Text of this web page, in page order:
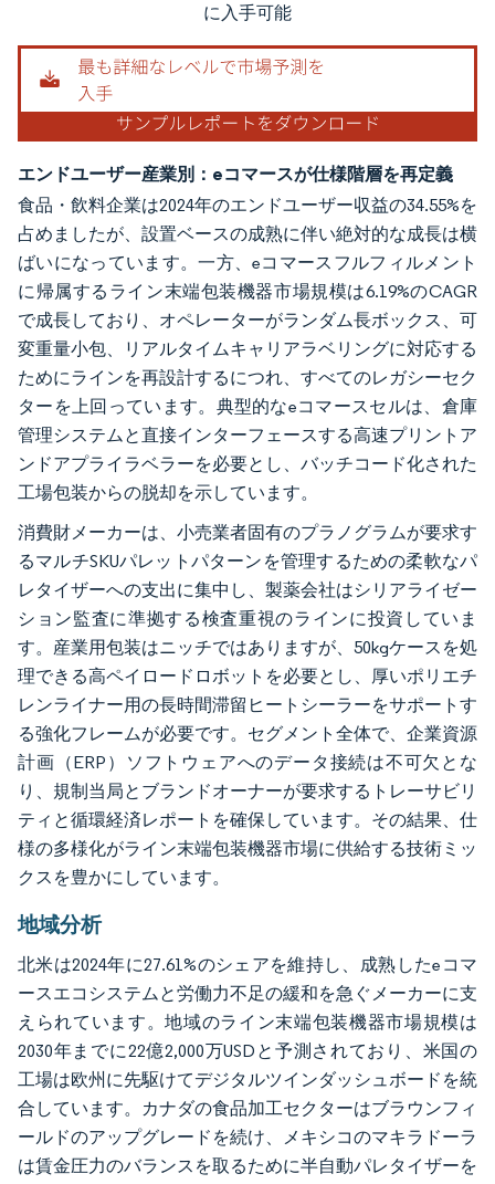
に入手可能
エンドユーザー産業別：eコマースが仕様階層を再定義
食品・飲料企業は2024年のエンドユーザー収益の34.55%を
占めましたが、設置ベースの成熟に伴い絶対的な成長は横
ばいになっています。一方、eコマースフルフィルメント
に帰属するライン末端包装機器市場規模は6.19%のCAGR
で成長しており、オペレーターがランダム長ボックス、可
変重量小包、リアルタイムキャリアラベリングに対応する
ためにラインを再設計するにつれ、すべてのレガシーセク
ターを上回っています。典型的なeコマースセルは、倉庫
管理システムと直接インターフェースする高速プリントア
ンドアプライラベラーを必要とし、バッチコード化された
工場包装からの脱却を示しています。
消費財メーカーは、小売業者固有のプラノグラムが要求す
るマルチSKUパレットパターンを管理するための柔軟なパ
レタイザーへの支出に集中し、製薬会社はシリアライゼー
ション監査に準拠する検査重視のラインに投資していま
す。産業用包装はニッチではありますが、50kgケースを処
理できる高ペイロードロボットを必要とし、厚いポリエチ
レンライナー用の長時間滞留ヒートシーラーをサポートす
る強化フレームが必要です。セグメント全体で、企業資源
計画（ERP）ソフトウェアへのデータ接続は不可欠とな
り、規制当局とブランドオーナーが要求するトレーサビリ
ティと循環経済レポートを確保しています。その結果、仕
様の多様化がライン末端包装機器市場に供給する技術ミッ
クスを豊かにしています。
地域分析
北米は2024年に27.61%のシェアを維持し、成熟したeコマ
ースエコシステムと労働力不足の緩和を急ぐメーカーに支
えられています。地域のライン末端包装機器市場規模は
2030年までに22億2,000万USDと予測されており、米国の
工場は欧州に先駆けてデジタルツインダッシュボードを統
合しています。カナダの食品加工セクターはブラウンフィ
ールドのアップグレードを続け、メキシコのマキラドーラ
は賃金圧力のバランスを取るために半自動パレタイザーを